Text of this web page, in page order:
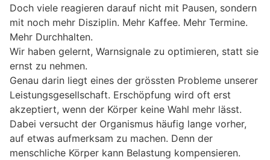
Doch viele reagieren darauf nicht mit Pausen, sondern
mit noch mehr Disziplin. Mehr Kaffee. Mehr Termine.
Mehr Durchhalten.
Wir haben gelernt, Warnsignale zu optimieren, statt sie
ernst zu nehmen.
Genau darin liegt eines der grössten Probleme unserer
Leistungsgesellschaft. Erschöpfung wird oft erst
akzeptiert, wenn der Körper keine Wahl mehr lässt.
Dabei versucht der Organismus häufig lange vorher,
auf etwas aufmerksam zu machen. Denn der
menschliche Körper kann Belastung kompensieren.